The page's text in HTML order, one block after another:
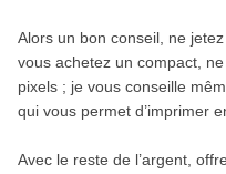
Alors un bon conseil, ne
vous achetez un compact,
pixels ; je vous conseille
qui vous permet d’imprimer
Avec le reste de l’argent,